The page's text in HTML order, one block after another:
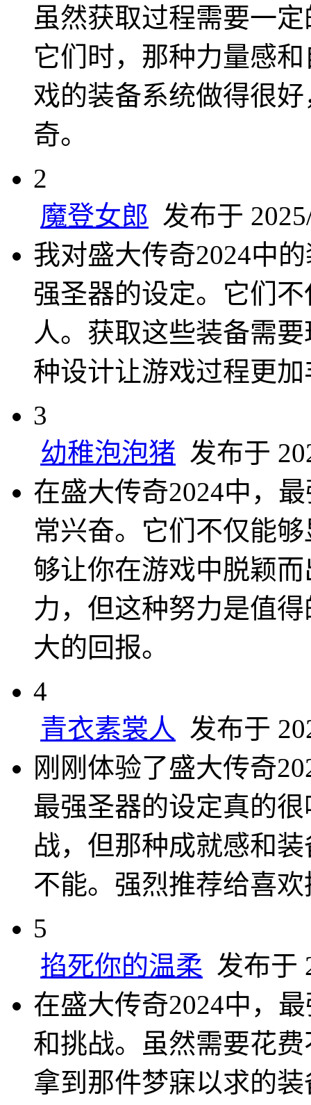
虽然获取过程需要一
它们时，那种力量感
戏的装备系统做得很
奇。
2
魔登女郎 发布于
我对盛大传奇2024中
强圣器的设定。它们
人。获取这些装备需
种设计让游戏过程更
3
幼稚泡泡猪 发布于
在盛大传奇2024中，
常兴奋。它们不仅能
够让你在游戏中脱颖
力，但这种努力是值
大的回报。
4
青衣素裳人 发布于
刚刚体验了盛大传奇
最强圣器的设定真的
战，但那种成就感和
不能。强烈推荐给喜
5
掐死你的温柔 发布于
在盛大传奇2024中，
和挑战。虽然需要花
拿到那件梦寐以求的